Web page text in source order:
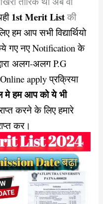
1st Merit List की
हम आप सभी विद्यार्थियो
गए नए Notification के
अलग-अलग P.G
apply प्रक्रिया
हम आप को ये भी
करने के लिए हमारे
कर।